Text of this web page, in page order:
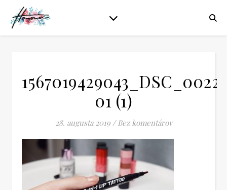
01 (1)
28. augusta 2019 / Bez komentárov